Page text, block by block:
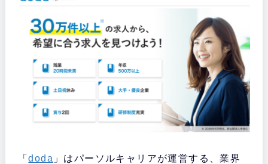
「doda 」はパーソルキャリアが運営する、業界